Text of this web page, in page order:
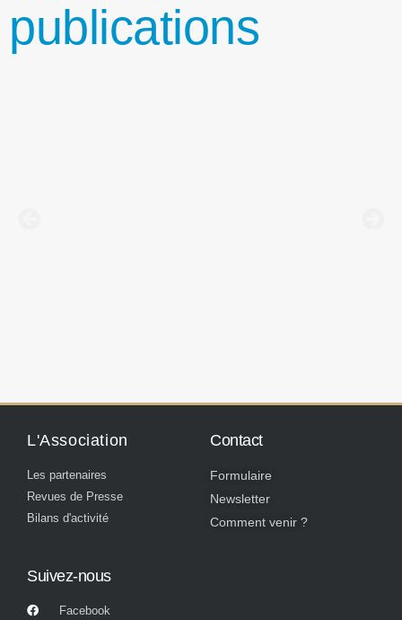
publications
L'Association
Les partenaires
Revues de Presse
Bilans d'activité
Contact
Formulaire
Newsletter
Comment venir ?
Suivez-nous
Facebook